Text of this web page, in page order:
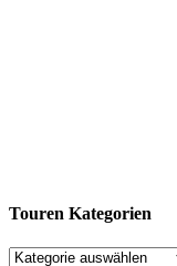
Touren Kategorien